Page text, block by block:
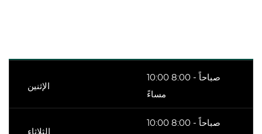
الإثنين
10:00 صباحاً - 8:00
مساءً
الثلاثاء
10:00 صباحاً - 8:00